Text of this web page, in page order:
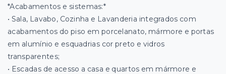
*Acabamentos e sistemas:*
• Sala, Lavabo, Cozinha e Lavanderia integrados com
acabamentos do piso em porcelanato, mármore e portas
em alumínio e esquadrias cor preto e vidros
transparentes;
• Escadas de acesso a casa e quartos em mármore e